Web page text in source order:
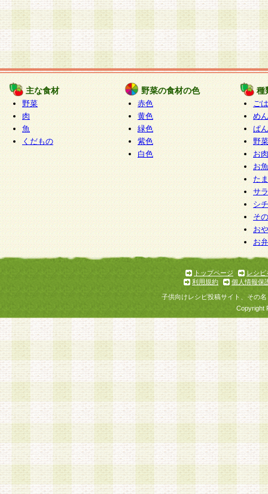
主な食材
野菜
肉
魚
くだもの
野菜の食材の色
赤色
黄色
緑色
紫色
白色
種
ご
めん
ぱん
野
お
お
た
サ
シ
そ
お
お
トップページ
レシピ
利用規約
個人情報保
子供向けレシピ投稿サイト、その
Copyright